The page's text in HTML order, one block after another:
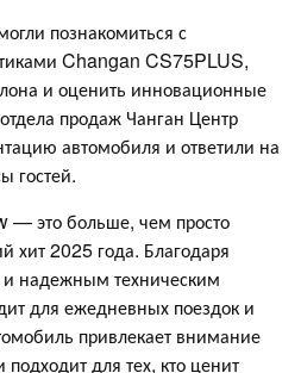
познакомиться с
Changan CS75PLUS,
и оценить инновационные
продаж Чанган Центр
автомобиля и ответили на
гостей.
это больше, чем просто
хит 2025 года. Благодаря
надежным техническим
для ежедневных поездок и
привлекает внимание
для тех, кто ценит